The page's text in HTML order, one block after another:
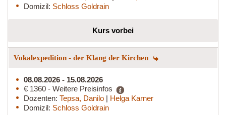
Domizil: Schloss Goldrain
Kurs vorbei
Vokalexpedition - der Klang der Kirchen
08.08.2026 - 15.08.2026
€ 1360 - Weitere Preisinfos
Dozenten: Tepsa, Danilo | Helga Karner
Domizil: Schloss Goldrain